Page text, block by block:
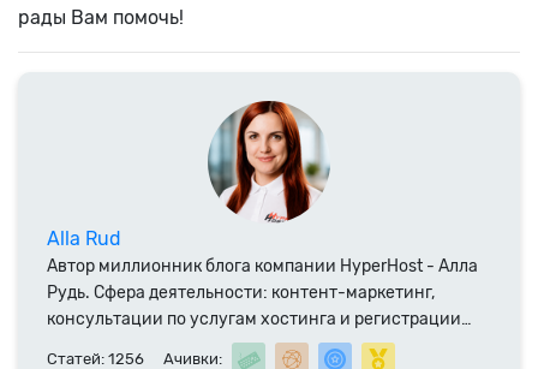
рады Вам помочь!
Alla Rud
Автор миллионник блога компании HyperHost - Алла
Рудь. Сфера деятельности: контент-маркетинг,
консультации по услугам хостинга и регистрации
доменных имен. Специалист компании HyperHost.UA
Статей: 1256 Ачивки: